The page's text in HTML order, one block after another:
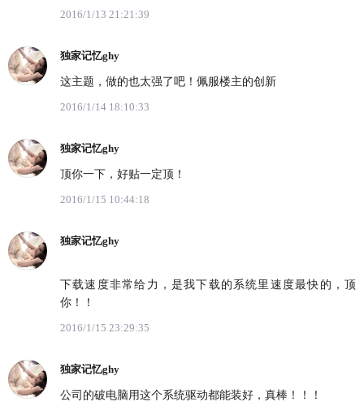
2016/1/13 21:21:39
独家记忆ghy
这主题，做的也太强了吧！佩服楼主的创新
2016/1/14 18:10:33
独家记忆ghy
顶你一下，好贴一定顶！
2016/1/15 10:44:18
独家记忆ghy
下载速度非常给力，是我下载的系统里速度最快的，顶
你！！
2016/1/15 23:29:35
独家记忆ghy
公司的破电脑用这个系统驱动都能装好，真棒！！！